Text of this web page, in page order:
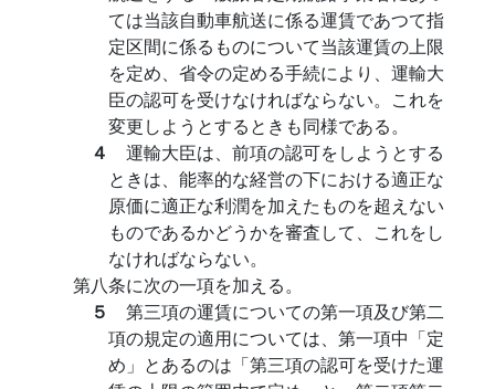
ては当該自動車航送に係る運賃であつて指
定区間に係るものについて当該運賃の上限
を定め、省令の定める手続により、運輸大
臣の認可を受けなければならない。これを
変更しようとするときも同様である。
４ 運輸大臣は、前項の認可をしようとする
ときは、能率的な経営の下における適正な
原価に適正な利潤を加えたものを超えない
ものであるかどうかを審査して、これをし
なければならない。
第八条に次の一項を加える。
５ 第三項の運賃についての第一項及び第二
項の規定の適用については、第一項中「定
め」とあるのは「第三項の認可を受けた運